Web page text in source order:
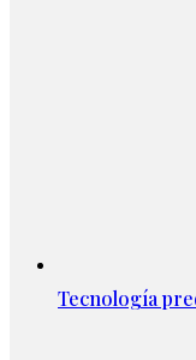
Tecnología